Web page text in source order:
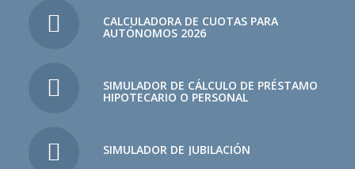
CALCULADORA DE CUOTAS PARA
AUTÓNOMOS 2026
SIMULADOR DE CÁLCULO DE PRÉSTAMO
HIPOTECARIO O PERSONAL
SIMULADOR DE JUBILACIÓN